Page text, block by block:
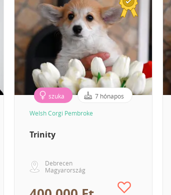
szuka 7 hónapos
Welsh Corgi Pembroke
Trinity
Debrecen
Magyarország